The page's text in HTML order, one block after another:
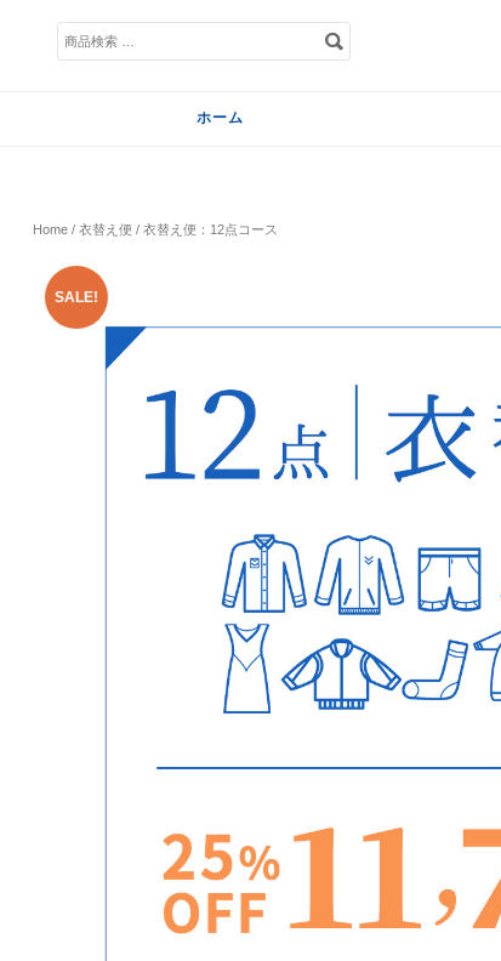
検
索
ホーム
Home/ 衣替え便 / 衣替え便：12点コース
SALE!